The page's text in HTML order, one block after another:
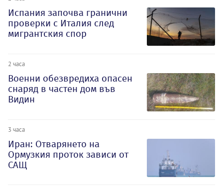
Испания започва гранични
проверки с Италия след
мигрантския спор
2 часа
Военни обезвредиха опасен
снаряд в частен дом във
Видин
3 часа
Иран: Отварянето на
Ормузкия проток зависи от
САЩ